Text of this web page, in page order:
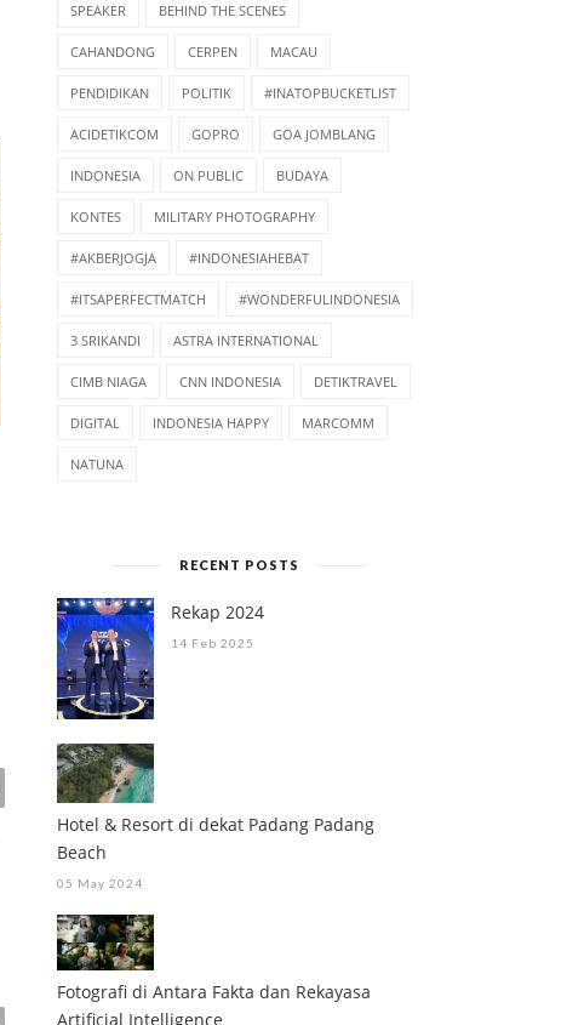
STAY SAFE ONLINE
SPEAKER BEHIND THE SCENES
CAHANDONG CERPEN MACAU
PENDIDIKAN POLITIK #INATOPBUCKETLIST
ACIDETIKCOM GOPRO GOA JOMBLANG
INDONESIA ON PUBLIC BUDAYA
KONTES MILITARY PHOTOGRAPHY
#AKBERJOGJA #INDONESIAHEBAT
#ITSAPERFECTMATCH #WONDERFULINDONESIA
3 SRIKANDI ASTRA INTERNATIONAL
CIMB NIAGA CNN INDONESIA DETIKTRAVEL
DIGITAL INDONESIA HAPPY MARCOMM
NATUNA
RECENT POSTS
Rekap 2024
14 Feb 2025
Hotel & Resort di dekat Padang Padang
Beach
05 May 2024
Fotografi di Antara Fakta dan Rekayasa
Artificial Intelligence